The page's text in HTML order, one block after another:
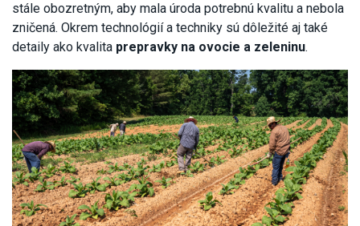
stále obozretným, aby mala úroda potrebnú kvalitu a nebola
zničená. Okrem technológií a techniky sú dôležité aj také
detaily ako kvalita prepravky na ovocie a zeleninu.